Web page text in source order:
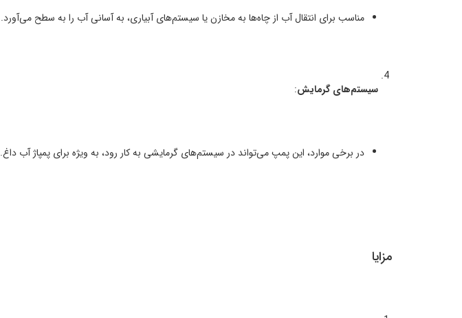
مناسب برای انتقال آب از چاه‌ها به مخازن یا سیستم‌های آبیاری، به آسانی آب را به سطح می‌آورد.
سیستم‌های گرمایش:
در برخی موارد، این پمپ می‌تواند در سیستم‌های گرمایشی به کار رود، به ویژه برای پمپاژ آب داغ.
مزایا